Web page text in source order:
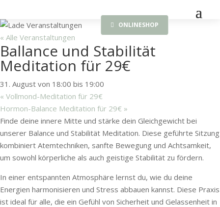
ONLINESHOP
« Alle Veranstaltungen
Ballance und Stabilität
Meditation für 29€
31. August von 18:00 bis 19:00
« Vollmond-Meditation für 29€
Hormon-Balance Meditation für 29€ »
Finde deine innere Mitte und stärke dein Gleichgewicht bei
unserer Balance und Stabilität Meditation. Diese geführte Sitzung
kombiniert Atemtechniken, sanfte Bewegung und Achtsamkeit,
um sowohl körperliche als auch geistige Stabilität zu fördern.
In einer entspannten Atmosphäre lernst du, wie du deine
Energien harmonisieren und Stress abbauen kannst. Diese Praxis
ist ideal für alle, die ein Gefühl von Sicherheit und Gelassenheit in